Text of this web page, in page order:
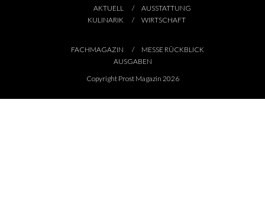
AKTUELL
AUSSTATTUNG
KULINARIK
WIRTSCHAFT
FACHMAGAZIN
MESSE RÜCKBLICK
AUSGABEN
Copyright Prost Magazin 2026